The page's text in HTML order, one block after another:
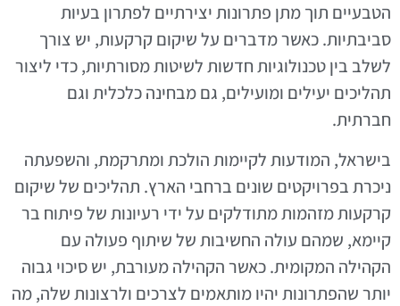
הטבעיים תוך מתן פתרונות יצירתיים לפתרון בעיות
סביבתיות. כאשר מדברים על שיקום קרקעות, יש צורך
לשלב בין טכנולוגיות חדשות לשיטות מסורתיות, כדי ליצור
תהליכים יעילים ומועילים, גם מבחינה כלכלית וגם
חברתית.
בישראל, המודעות לקיימות הולכת ומתרקמת, והשפעתה
ניכרת בפרויקטים שונים ברחבי הארץ. תהליכים של שיקום
קרקעות מזהמות מתודלקים על ידי רעיונות של פיתוח בר
קיימא, שמהם עולה החשיבות של שיתוף פעולה עם
הקהילה המקומית. כאשר הקהילה מעורבת, יש סיכוי גבוה
יותר שהפתרונות יהיו מותאמים לצרכים ולרצונות שלה, מה